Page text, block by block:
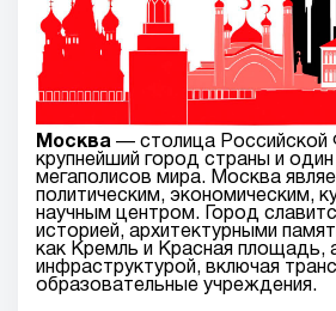
Москва — столица Российской
крупнейший город страны и один
мегаполисов мира. Москва
политическим, экономическим,
научным центром. Город
историей, архитектурными
как Кремль и Красная площадь,
инфраструктурой, включая
образовательные учреждения.